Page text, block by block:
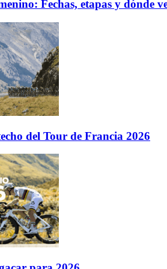
Fechas, etapas y dónde
del Tour de Francia 2026